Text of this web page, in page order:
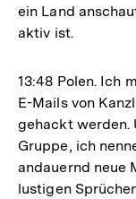
ein Land
aktiv ist.
13:48 Polen. Ich
E-Mails von
gehackt werden.
Gruppe, ich
andauernd neue
lustigen